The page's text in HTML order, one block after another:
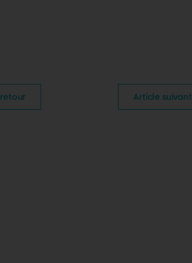
retour Article suivant